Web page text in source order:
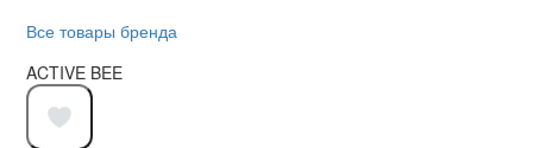
Все товары бренда
ACTIVE BEE